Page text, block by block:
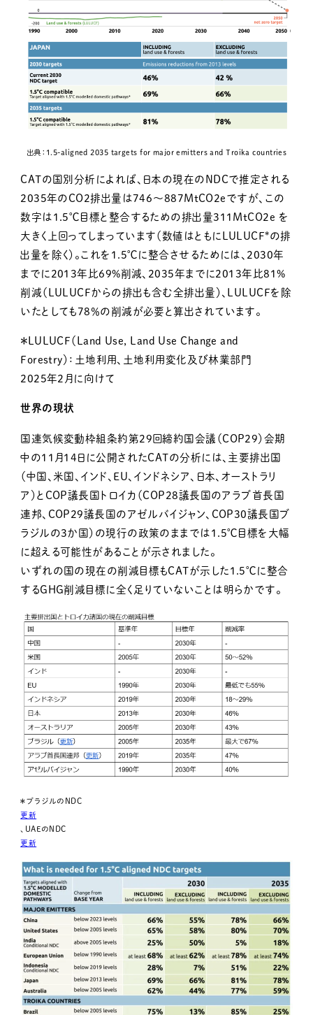
出典：1.5-aligned 2035 targets for major emitters and Troika countries
CATの国別分析によれば、日本の現在のNDCで推定される
2035年のCO2排出量は746～887MtCO2eですが、この
数字は1.5℃目標と整合するための排出量311MtCO2e を
大きく上回ってしまっています（数値はともにLULUCF*の排
出量を除く）。これを1.5℃に整合させるためには、2030年
までに2013年比69%削減、2035年までに2013年比81%
削減（LULUCFからの排出も含む全排出量）、LULUCFを除
いたとしても78％の削減が必要と算出されています。
＊LULUCF（Land Use, Land Use Change and
Forestry）：土地利用、土地利用変化及び林業部門
2025年2月に向けて
世界の現状
国連気候変動枠組条約第29回締約国会議（COP29）会期
中の11月14日に公開されたCATの分析には、主要排出国
（中国、米国、インド、EU、インドネシア、日本、オーストラリ
ア）とCOP議長国トロイカ（COP28議長国のアラブ首長国
連邦、COP29議長国のアゼルバイジャン、COP30議長国ブ
ラジルの３か国）の現行の政策のままでは1.5℃目標を大幅
に超える可能性があることが示されました。
いずれの国の現在の削減目標もCATが示した1.5℃に整合
するGHG削減目標に全く足りていないことは明らかです。
＊ブラジルのNDC
更新
、UAEのNDC
更新